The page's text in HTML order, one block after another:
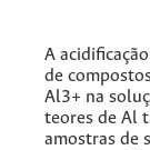
A
de
Al3+ na
teores de Al
amostras de